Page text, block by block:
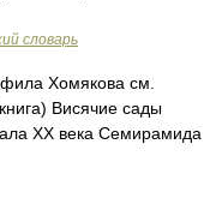
словарь
Хомякова см.
Висячие сады
XX века Семирамида